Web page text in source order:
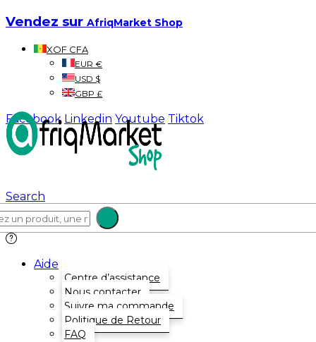
Vendez sur AfriqMarket Shop
XOF CFA
EUR €
USD $
GBP £
Facebook Linkedin Youtube Tiktok
Search
Aide
Centre d’assistance
Nous contacter
Suivre ma commande
Politique de Retour
FAQ